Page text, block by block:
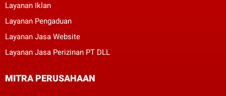
Layanan Iklan
Layanan Pengaduan
Layanan Jasa Website
Layanan Jasa Perizinan PT DLL
MITRA PERUSAHAAN